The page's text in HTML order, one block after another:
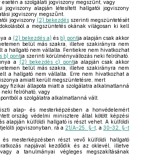
a szolgálati jogviszony megszűnt, vagy
jogviszony alapján létesített hallgatói jogviszony
jogviszony megszűnt.
jogviszony (2) bekezdésszerinti megszüntetését
a megszüntetés okának világosan ki kell
a (2) bekezdés a) és b) pontja alapján csak akkor
belül más szakra, illetve szakirányra nem
a hallgató nem vállalta. Fentiekre nem hivatkozhat
b) pontja szerinti körülményváltozás neki felróható.
a (2) bekezdés c) pontja alapján csak akkor
belül más szakra, illetve szakirányra nem
a hallgató nem vállalta. Erre nem hivatkozhat a
amiatt került megszüntetésre, mert
fizikai állapota miatt a szolgálatra alkalmatlanná
neki felróható, vagy
a szolgálatra alkalmatlanná vált.
alap- és mesterképzésben a honvédelemért
ország védelmi minisztere által kötött képzési
alapján külföldi hallgató is részt vehet. A külföldi
jogviszonyban, rá a 21/A–25. §-t, a 30–32. §-t
mesterképzésben részt vevő külföldi hallgató
napjával kezdődik és az oklevél, illetve
a tanulmányai végleges megszakításának